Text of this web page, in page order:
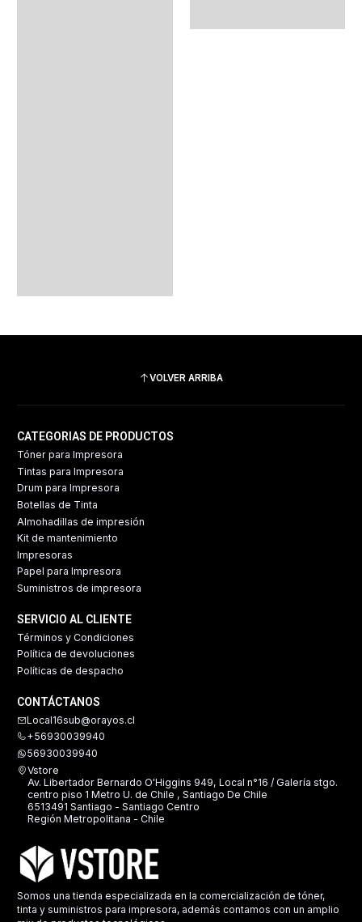
VOLVER ARRIBA
CATEGORIAS DE PRODUCTOS
Tóner para Impresora
Tintas para Impresora
Drum para Impresora
Botellas de Tinta
Almohadillas de impresión
Kit de mantenimiento
Impresoras
Papel para Impresora
Suministros de impresora
SERVICIO AL CLIENTE
Términos y Condiciones
Política de devoluciones
Políticas de despacho
CONTÁCTANOS
Local16sub@orayos.cl
+56930039940
56930039940
Vstore
Av. Libertador Bernardo O'Higgins 949, Local n°16 / Galería stgo.
centro piso 1 Metro U. de Chile , Santiago De Chile
6513491 Santiago - Santiago Centro
Región Metropolitana - Chile
Somos una tienda especializada en la comercialización de tóner,
tinta y suministros para impresora, además contamos con un amplio